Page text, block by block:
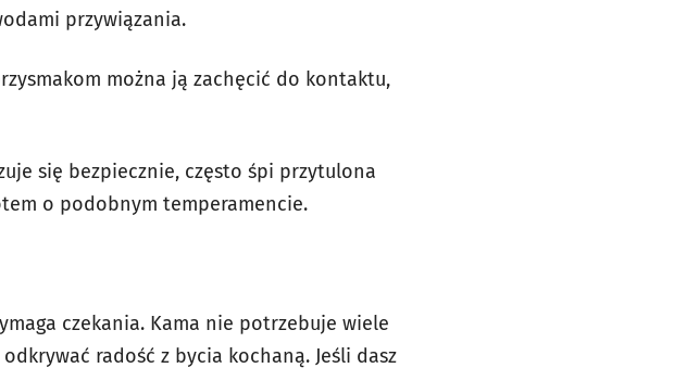
przywiązania.
można ją zachęcić do kontaktu,
się bezpiecznie, często śpi przytulona
o podobnym temperamencie.
czekania. Kama nie potrzebuje wiele
radość z bycia kochaną. Jeśli dasz